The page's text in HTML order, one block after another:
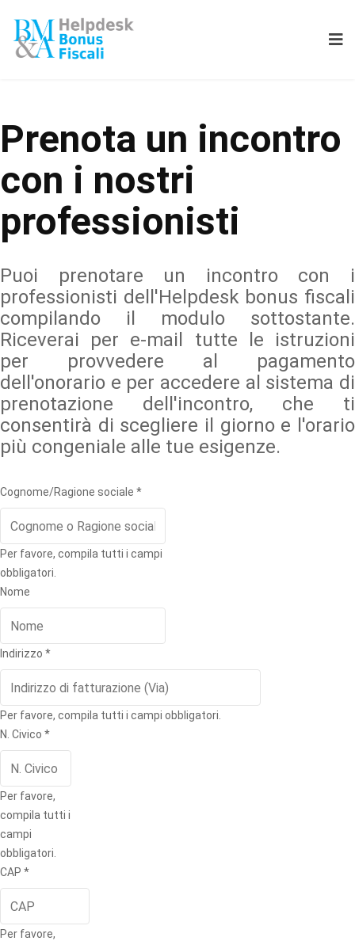
Prenota un incontro
con i nostri
professionisti
Puoi prenotare un incontro con i
professionisti dell'Helpdesk bonus fiscali
compilando il modulo sottostante.
Riceverai per e-mail tutte le istruzioni
per provvedere al pagamento
dell'onorario e per accedere al sistema di
prenotazione dell'incontro, che ti
consentirà di scegliere il giorno e l'orario
più congeniale alle tue esigenze.
Cognome/Ragione sociale *
Per favore, compila tutti i campi
obbligatori.
Nome
Indirizzo *
Per favore, compila tutti i campi obbligatori.
N. Civico *
Per favore,
compila tutti i
campi
obbligatori.
CAP *
Per favore,